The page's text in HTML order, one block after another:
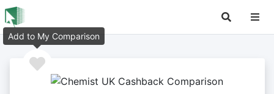
Add to My Comparison